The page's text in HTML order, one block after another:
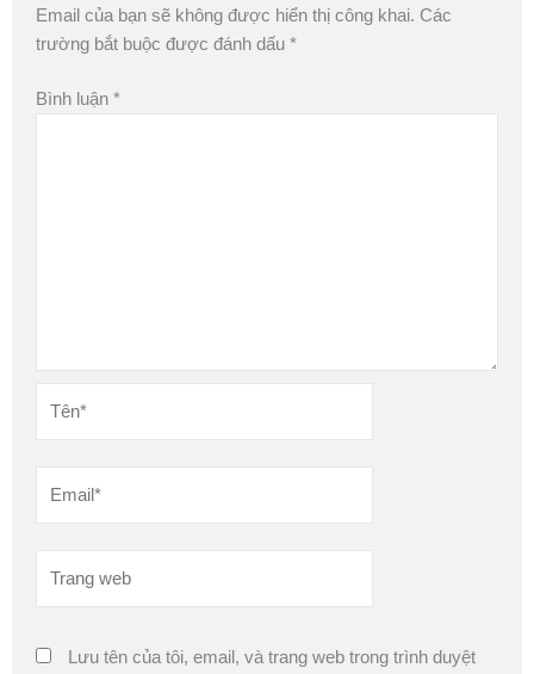
Email của bạn sẽ không được hiển thị công khai. Các
trường bắt buộc được đánh dấu *
Bình luận *
Lưu tên của tôi, email, và trang web trong trình duyệt